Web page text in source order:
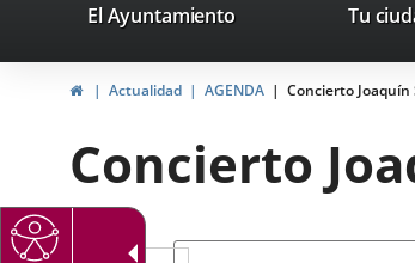
Ayuntamiento
de
valladolid.es
El Ayuntamiento Tu
HomeActualidad AGENDA Concierto Joaquín
Concierto